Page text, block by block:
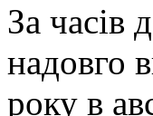
За часів
надовго
року в